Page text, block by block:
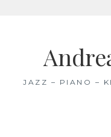
JAZZ – PIANO –